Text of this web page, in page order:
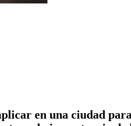
en una ciudad